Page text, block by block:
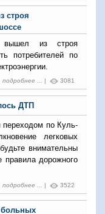
строя
из строя
потребителей по
подробнее ... | 3081
ДТП
по Куль-
легковых
внимательны
правила дорожного
подробнее ... | 3522